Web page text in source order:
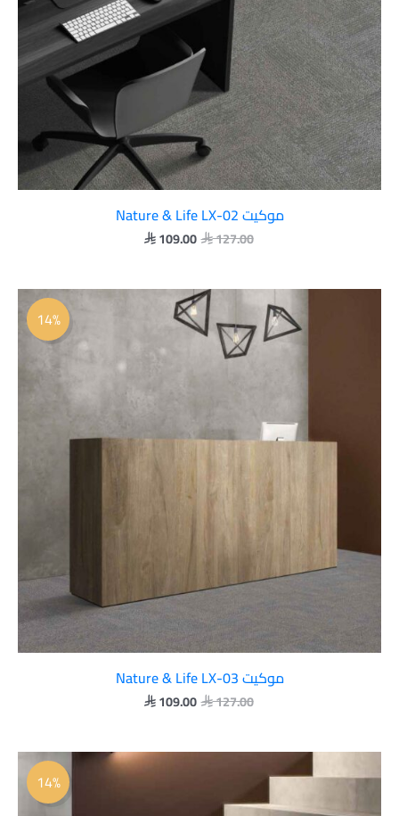
موكيت Nature & Life LX-02
127.00
109.00
14%
موكيت Nature & Life LX-03
127.00
السعر
الأصلي
هو:
 127.00.
109.00
السعر
14%
السعر السعر
الحالي